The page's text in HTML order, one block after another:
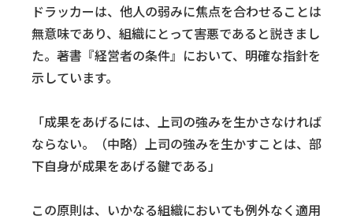
ドラッカーは、他人の弱みに焦点を合わせることは
無意味であり、組織にとって害悪であると説きまし
た。著書『経営者の条件』において、明確な指針を
示しています。
「成果をあげるには、上司の強みを生かさなければ
ならない。（中略）上司の強みを生かすことは、部
下自身が成果をあげる鍵である」
この原則は、いかなる組織においても例外なく適用